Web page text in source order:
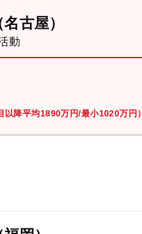
古屋）
動
降平均1890万円/最小1020万円）